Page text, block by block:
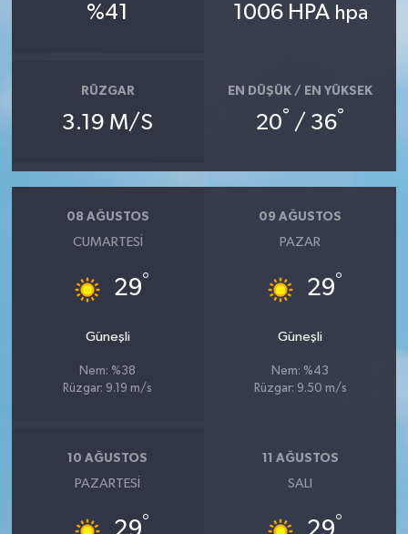
%41 1006 HPA hpa
RÜZGAR
3.19 M/S
EN DÜŞÜK / EN YÜKSEK
20° / 36°
08 AĞUSTOS
CUMARTESI
29°
Güneşli
Nem: %38
Rüzgar: 9.19 m/s
09 AĞUSTOS
PAZAR
29°
Güneşli
Nem: %43
Rüzgar: 9.50 m/s
10 AĞUSTOS
PAZARTESI
°
11 AĞUSTOS
SALI
°